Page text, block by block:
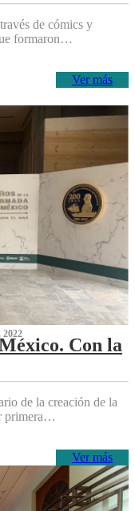
de cómics y
formaron…
Ver más
Con la
de la creación de la
primera…
Ver más